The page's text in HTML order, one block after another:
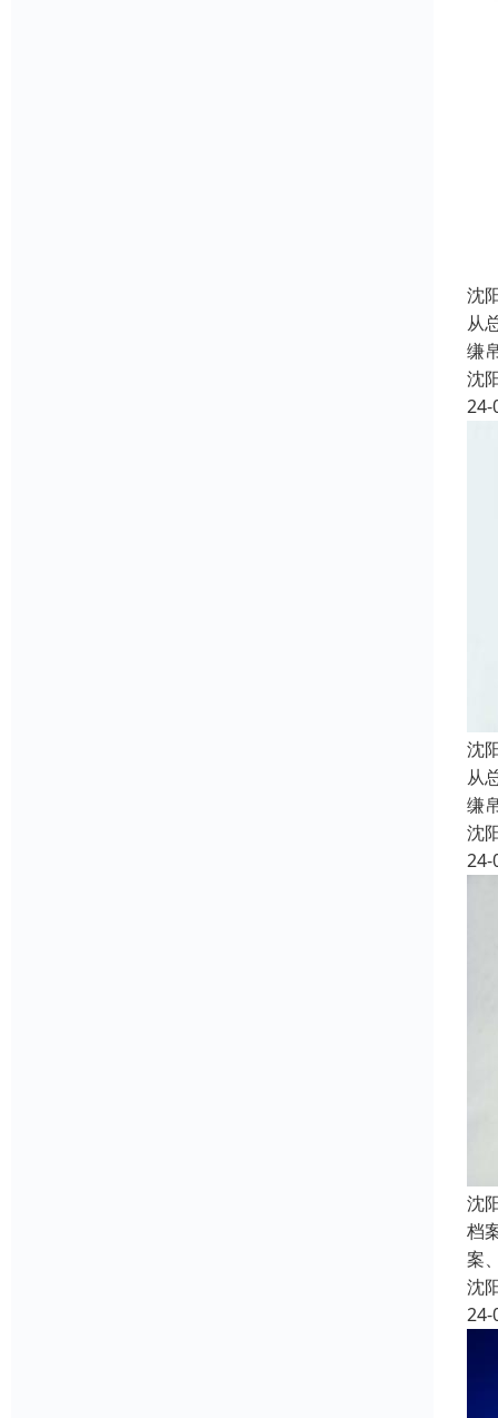
沈
从
缣
沈
24-
沈
从
缣
沈
24-
沈
档
案
沈
24-